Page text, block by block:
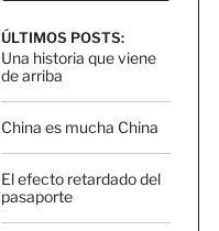
ÚLTIMOS POSTS:
Una historia que viene
de arriba
China es mucha China
El efecto retardado del
pasaporte